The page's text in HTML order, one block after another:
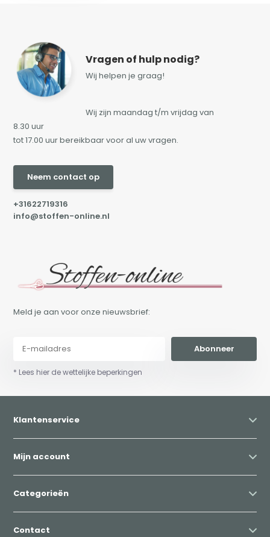
Vragen of hulp nodig?
Wij helpen je graag!
Wij zijn maandag t/m vrijdag van
8.30 uur
tot 17.00 uur bereikbaar voor al uw vragen.
Neem contact op
+31622719316
info@stoffen-online.nl
Meld je aan voor onze nieuwsbrief:
Abonneer
* Lees hier de wettelijke beperkingen
Klantenservice
Mijn account
Categorieën
Contact